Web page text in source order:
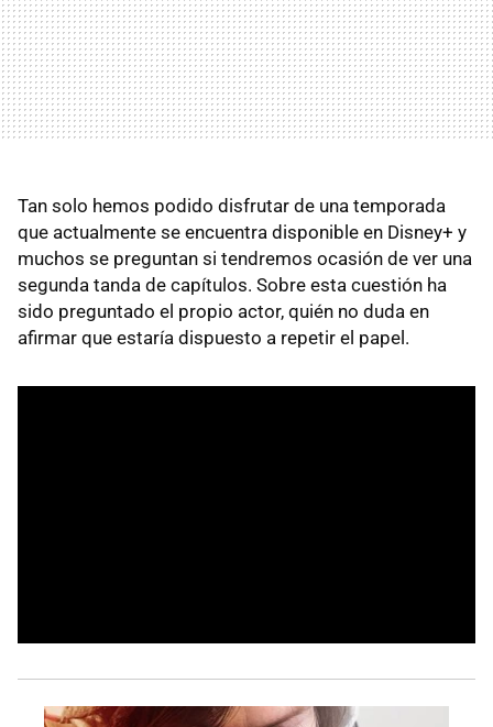
Tan solo hemos podido disfrutar de una temporada
que actualmente se encuentra disponible en Disney+ y
muchos se preguntan si tendremos ocasión de ver una
segunda tanda de capítulos. Sobre esta cuestión ha
sido preguntado el propio actor, quién no duda en
afirmar que estaría dispuesto a repetir el papel.